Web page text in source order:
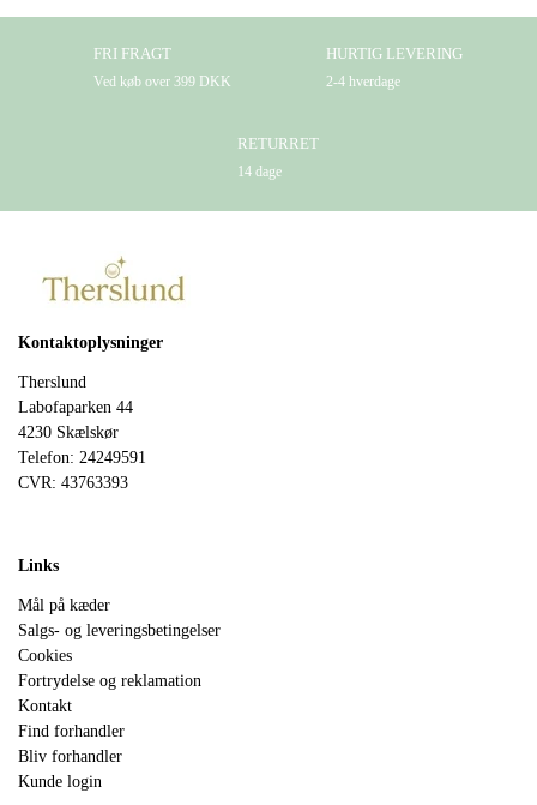
FRI FRAGT
Ved køb over 399 DKK
HURTIG LEVERING
2-4 hverdage
RETURRET
14 dage
Kontaktoplysninger
Therslund
Labofaparken 44
4230 Skælskør
Telefon: 24249591
CVR: 43763393
Links
Mål på kæder
Salgs- og leveringsbetingelser
Cookies
Fortrydelse og reklamation
Kontakt
Find forhandler
Bliv forhandler
Kunde login